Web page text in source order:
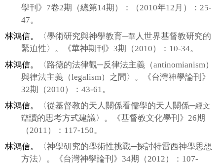
學刊》 7卷2期（總第14期）：（2010年12 月）： 25-
47。
林鴻信。
〈學術研究與神學教育─華 人世界基督教研究的
緊迫性〉。《華神期刊》3期（2010）： 10-34。
林鴻信。
〈路德的法律觀─反律法主義（antinomianism）
與律法主義（legalism）之間〉。《台灣神學論刊》
32期（2010）：43-61 。
林鴻信。
〈從基督教的天人關係看儒學的天人 關係─經文
辯讀的思考方式建議〉。《基督教文化學刊》 26期
（2011 ）： 117-150。
林鴻信。
〈神學研究的學術性挑戰─探討特雷西神學思想
方法〉。《台灣神學論刊》34期（2012）： 107-